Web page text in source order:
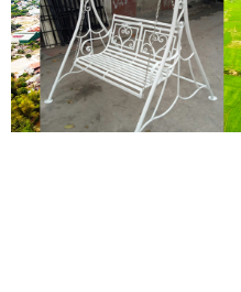
Mẫu giường sắt 02